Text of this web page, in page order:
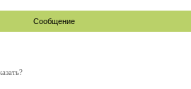
Сообщение